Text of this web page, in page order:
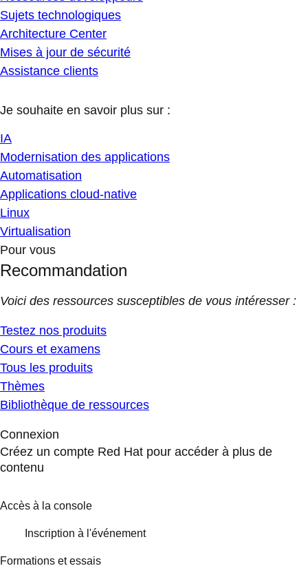
Sujets technologiques
Architecture Center
Mises à jour de sécurité
Assistance clients
Je souhaite en savoir plus sur :
IA
Modernisation des applications
Automatisation
Applications cloud-native
Linux
Virtualisation
Pour vous
Recommandation
Voici des ressources susceptibles de vous intéresser :
Testez nos produits
Cours et examens
Tous les produits
Thèmes
Bibliothèque de ressources
Connexion
Créez un compte Red Hat pour accéder à plus de
contenu
Accès à la console
Inscription à l'événement
Formations et essais